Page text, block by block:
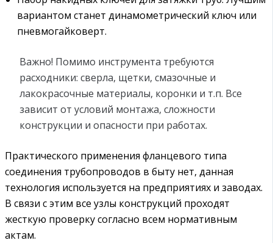
вариантом станет динамометрический ключ или
пневмогайковерт.
Важно! Помимо инструмента требуются
расходники: сверла, щетки, смазочные и
лакокрасочные материалы, коронки и т.п. Все
зависит от условий монтажа, сложности
конструкции и опасности при работах.
Практического применения фланцевого типа
соединения трубопроводов в быту нет, данная
технология используется на предприятиях и заводах.
В связи с этим все узлы конструкций проходят
жесткую проверку согласно всем нормативным
актам.